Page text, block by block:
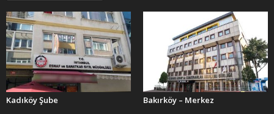
Kadıköy Şube Bakırköy – Merkez